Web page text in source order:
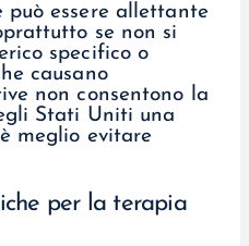
essere allettante
se non si
specifico o
causano
non consentono la
Stati Uniti una
meglio evitare
per la terapia